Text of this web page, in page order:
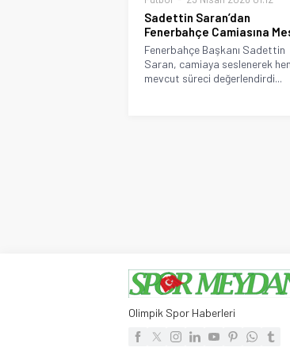
Sadettin Saran’dan
Fenerbahçe Camiasına
Fenerbahçe Başkanı Sadettin
Saran, camiaya seslenerek
mevcut süreci değerlendirdi...
Olimpik Spor Haberleri